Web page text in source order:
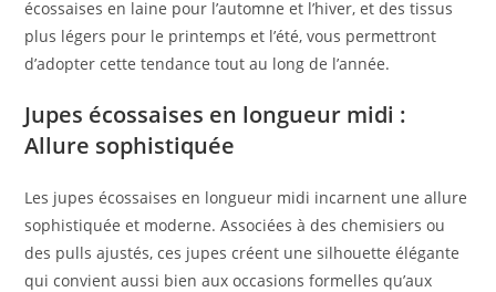
écossaises en laine pour l’automne et l’hiver, et des tissus
plus légers pour le printemps et l’été, vous permettront
d’adopter cette tendance tout au long de l’année.
Jupes écossaises en longueur midi :
Allure sophistiquée
Les jupes écossaises en longueur midi incarnent une allure
sophistiquée et moderne. Associées à des chemisiers ou
des pulls ajustés, ces jupes créent une silhouette élégante
qui convient aussi bien aux occasions formelles qu’aux